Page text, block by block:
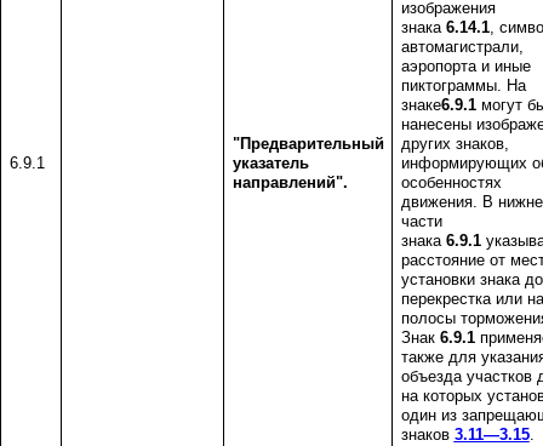
6.9.1
"Предварительный
указатель
направлений".
изображения
знака 6.14.1,
автомагистрали,
аэропорта и иные
пиктограммы. На
знаке6.9.1могут
нанесены
других знаков,
информирующих
особенностях
движения. В
части
знака 6.9.1
расстояние от
установки знака до
перекрестка или
полосы
Знак 6.9.1
также для
объезда участков
на которых
один из
знаков 3.11—3.15.